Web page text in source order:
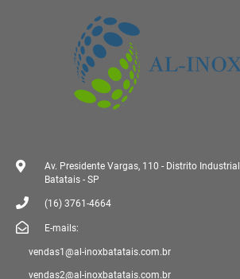
Av. Presidente Vargas, 110 - Distrito Industrial
Batatais - SP
(16) 3761-4664
E-mails:
vendas1@al-inoxbatatais.com.br
vendas2@al-inoxbatatais.com.br